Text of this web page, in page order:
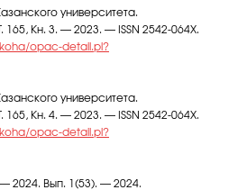
университета.
165, Кн. 3. — 2023. — ISSN 2542-064X.
opac-detail.pl?
университета.
165, Кн. 4. — 2023. — ISSN 2542-064X.
opac-detail.pl?
2024. Вып. 1(53). — 2024.